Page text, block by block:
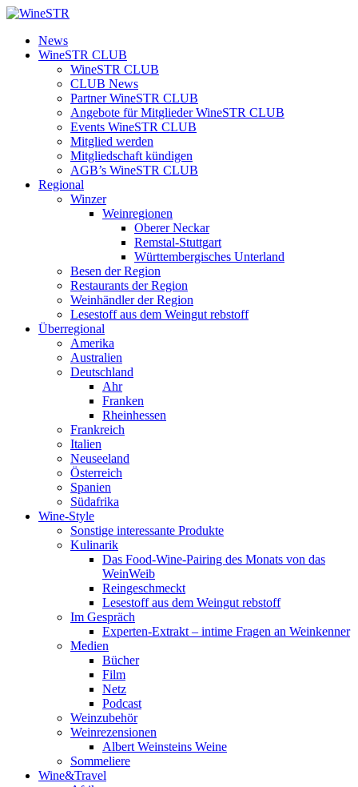
Zum
springen
WineSTR
News
WineSTR CLUB
WineSTR CLUB
CLUB News
Partner WineSTR CLUB
Angebote für Mitglieder WineSTR CLUB
Events WineSTR CLUB
Mitglied werden
Mitgliedschaft kündigen
AGB’s WineSTR CLUB
Regional
Winzer
Weinregionen
Oberer Neckar
Remstal-Stuttgart
Württembergisches Unterland
Besen der Region
Restaurants der Region
Weinhändler der Region
Lesestoff aus dem Weingut rebstoff
Überregional
Amerika
Australien
Deutschland
Ahr
Franken
Rheinhessen
Frankreich
Italien
Neuseeland
Österreich
Spanien
Südafrika
Wine-Style
Sonstige interessante Produkte
Kulinarik
Das Food-Wine-Pairing des Monats von das
WeinWeib
Reingeschmeckt
Lesestoff aus dem Weingut rebstoff
Im Gespräch
Experten-Extrakt – intime Fragen an Weinkenner
Medien
Bücher
Film
Netz
Podcast
Weinzubehör
Weinrezensionen
Albert Weinsteins Weine
Sommeliere
Wine&Travel